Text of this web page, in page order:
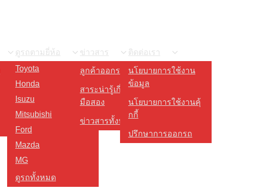
ดูรถตามยี่ห้อ
Toyota
Honda
Isuzu
Mitsubishi
Ford
Mazda
MG
ดูรถทั้งหมด
ข่าวสาร
ลูกค้าออกรถกับเรา
สาระน่ารู้เกี่ยวกับรถ
มือสอง
ข่าวสารทั้งหมด
ติดต่อเรา
นโยบายการใช้งาน
ข้อมูล
นโยบายการใช้งานคุ้
กกี้
ปรึกษาการออกรถ